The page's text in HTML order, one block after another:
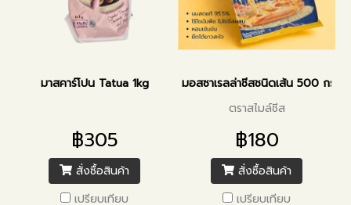
มาสคาร์โปน Tatua 1kg
฿305
สั่งซื้อสินค้า
เปรียบเทียบ
มอสซาเรลล่าชีสชนิดเส้น 500 กรัม
ตราสไมล์ชีส
฿180
สั่งซื้อสินค้า
เปรียบเทียบ